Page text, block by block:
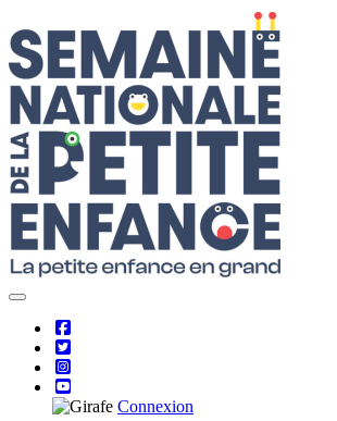
to
content
Connexion